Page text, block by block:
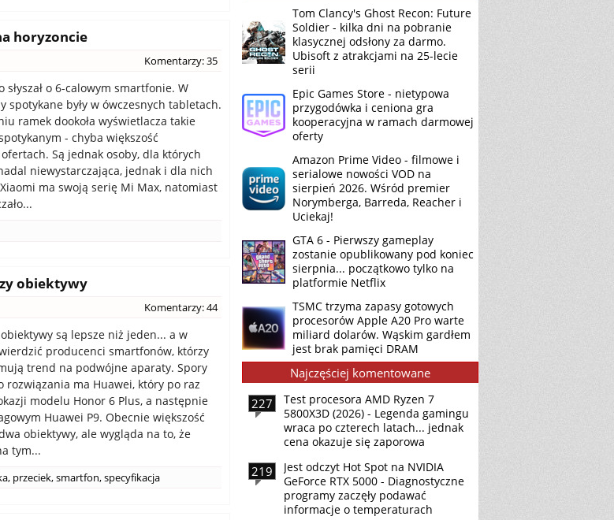
horyzoncie
Komentarzy: 35
słyszał o 6-calowym smartfonie. W
spotykane były w ówczesnych tabletach.
ramek dookoła wyświetlacza takie
- chyba większość
Są jednak osoby, dla których
niewystarczająca, jednak i dla nich
ma swoją serię Mi Max, natomiast
obiektywy
Komentarzy: 44
są lepsze niż jeden... a w
producenci smartfonów, którzy
trend na podwójne aparaty. Spory
rozwiązania ma Huawei, który po raz
modelu Honor 6 Plus, a następnie
Huawei P9. Obecnie większość
obiektywy, ale wygląda na to, że
tym...
, przeciek,smartfon,specyfikacja
Tom Clancy's Ghost Recon: Future
Soldier - kilka dni na pobranie
klasycznej odsłony za darmo.
Ubisoft z atrakcjami na 25-lecie
serii
Epic Games Store - nietypowa
przygodówka i ceniona gra
kooperacyjna w ramach darmowej
oferty
Amazon Prime Video - filmowe i
serialowe nowości VOD na
sierpień 2026. Wśród premier
Norymberga, Barreda, Reacher i
Uciekaj!
GTA 6 - Pierwszy gameplay
zostanie opublikowany pod koniec
sierpnia... początkowo tylko na
platformie Netflix
TSMC trzyma zapasy gotowych
procesorów Apple A20 Pro warte
miliard dolarów. Wąskim gardłem
jest brak pamięci DRAM
Najczęściej komentowane
227
Test procesora AMD Ryzen 7
5800X3D (2026) - Legenda gamingu
wraca po czterech latach... jednak
cena okazuje się zaporowa
219
Jest odczyt Hot Spot na NVIDIA
GeForce RTX 5000 - Diagnostyczne
programy zaczęły podawać
informacje o temperaturach